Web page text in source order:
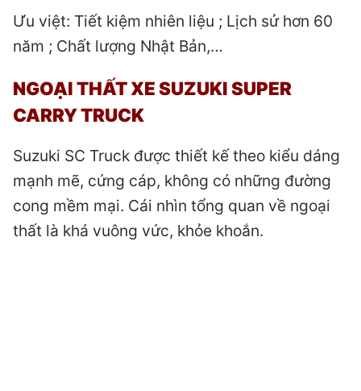
Ưu việt: Tiết kiệm nhiên liệu ; Lịch sử hơn 60
năm ; Chất lượng Nhật Bản,…
NGOẠI THẤT XE SUZUKI SUPER
CARRY TRUCK
Suzuki SC Truck được thiết kế theo kiểu dáng
mạnh mẽ, cứng cáp, không có những đường
cong mềm mại. Cái nhìn tổng quan về ngoại
thất là khá vuông vức, khỏe khoắn.